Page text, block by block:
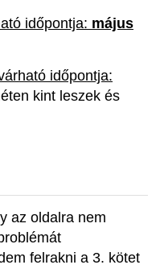
időpontja: május
időpontja:
kint leszek és
az oldalra nem
felrakni a 3. kötet